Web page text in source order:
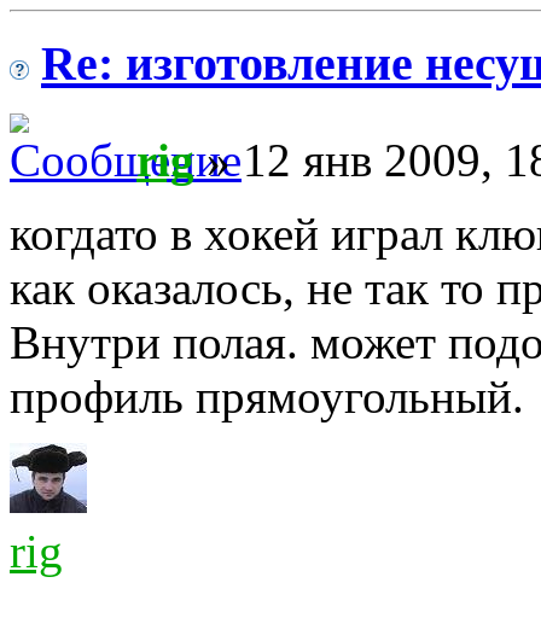
Re: изготовление
rig» 12 янв 2009,
когдато в хокей играл
как оказалось, не так то
Внутри полая. может
профиль прямоугольный.
rig